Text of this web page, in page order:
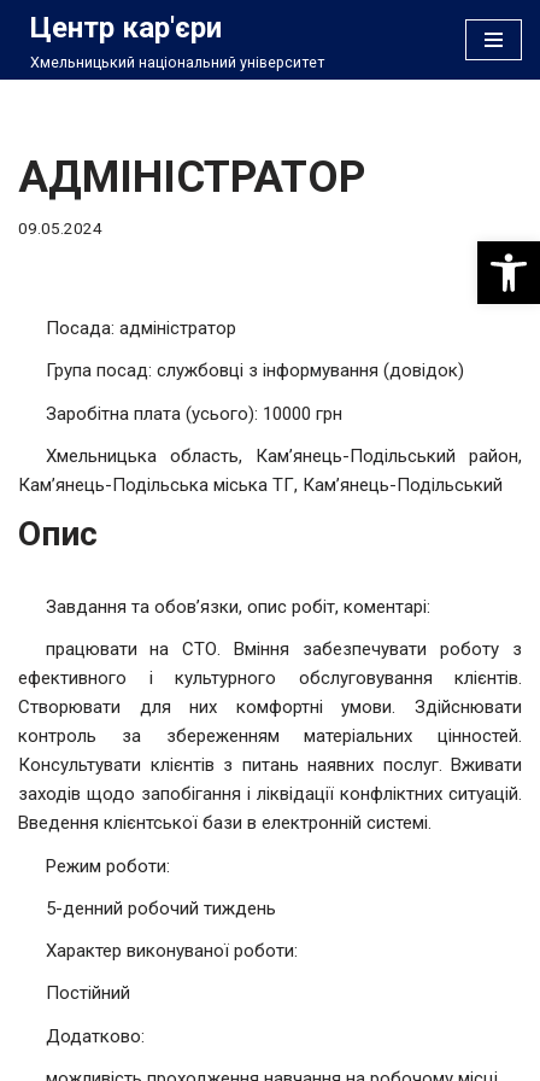
Перейти
Центр кар'єри
Хмельницький національний університет
АДМІНІСТРАТОР
09.05.2024
Посада: адміністратор
Група посад: службовці з інформування (довідок)
Заробітна плата (усього): 10000 грн
Хмельницька область, Кам’янець-Подільський район,
Кам’янець-Подільська міська ТГ, Кам’янець-Подільський
Опис
Завдання та обов’язки, опис робіт, коментарі:
працювати на СТО. Вміння забезпечувати роботу з
ефективного і культурного обслуговування клієнтів.
Створювати для них комфортні умови. Здійснювати
контроль за збереженням матеріальних цінностей.
Консультувати клієнтів з питань наявних послуг. Вживати
заходів щодо запобігання і ліквідації конфліктних ситуацій.
Введення клієнтської бази в електронній системі.
Режим роботи:
5-денний робочий тиждень
Характер виконуваної роботи:
Постійний
Додатково: